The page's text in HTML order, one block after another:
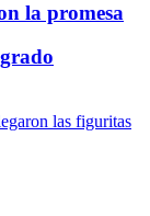
la promesa